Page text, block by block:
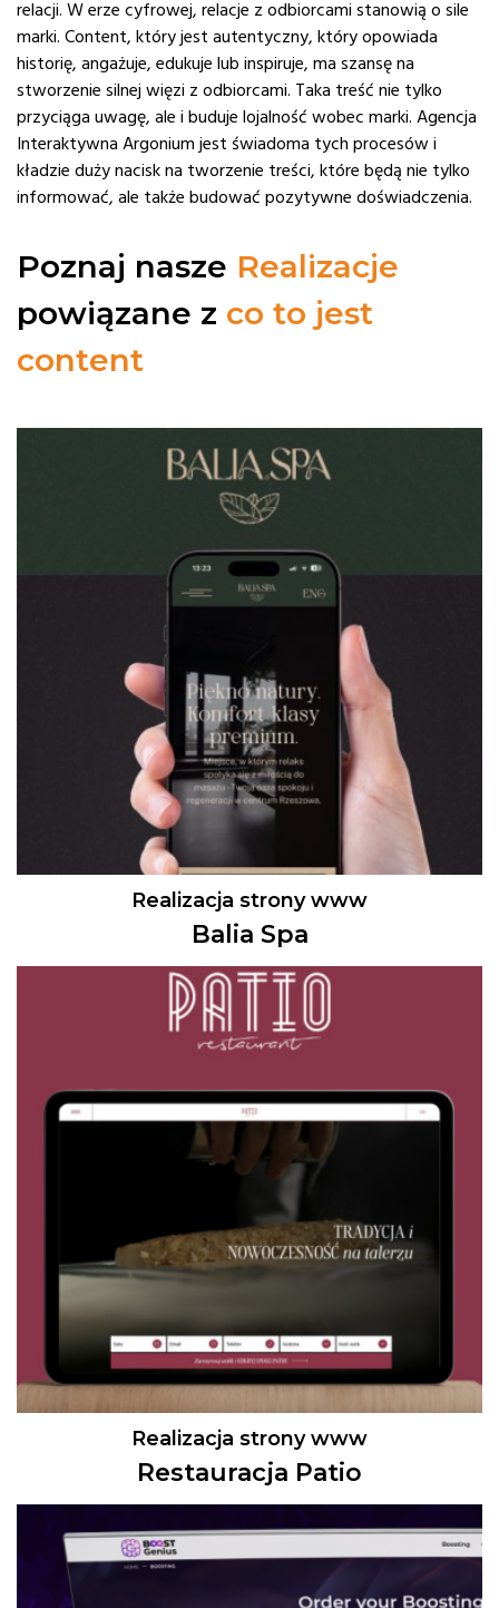
relacji. W erze cyfrowej, relacje z odbiorcami stanowią o sile
marki. Content, który jest autentyczny, który opowiada
historię, angażuje, edukuje lub inspiruje, ma szansę na
stworzenie silnej więzi z odbiorcami. Taka treść nie tylko
przyciąga uwagę, ale i buduje lojalność wobec marki. Agencja
Interaktywna Argonium jest świadoma tych procesów i
kładzie duży nacisk na tworzenie treści, które będą nie tylko
informować, ale także budować pozytywne doświadczenia.
Poznaj nasze Realizacje
powiązane z co to jest
content
Realizacja strony www
Balia Spa
Realizacja strony www
Restauracja Patio